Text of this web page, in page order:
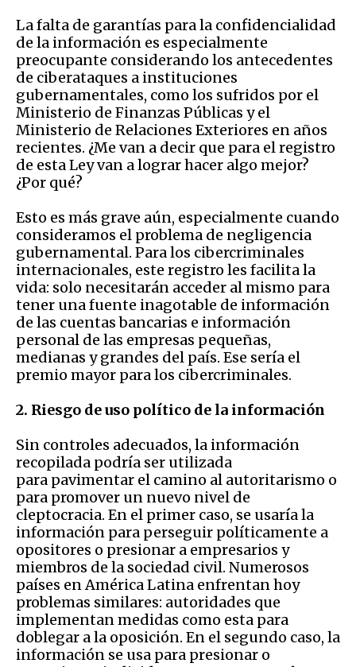
La falta de garantías para la confidencialidad
de la información es especialmente
preocupante considerando los antecedentes
de ciberataques a instituciones
gubernamentales, como los sufridos por el
Ministerio de Finanzas Públicas y el
Ministerio de Relaciones Exteriores en años
recientes. ¿Me van a decir que para el registro
de esta Ley van a lograr hacer algo mejor?
¿Por qué?
Esto es más grave aún, especialmente cuando
consideramos el problema de negligencia
gubernamental. Para los cibercriminales
internacionales, este registro les facilita la
vida: solo necesitarán acceder al mismo para
tener una fuente inagotable de información
de las cuentas bancarias e información
personal de las empresas pequeñas,
medianas y grandes del país. Ese sería el
premio mayor para los cibercriminales.
2. Riesgo de uso político de la información
Sin controles adecuados, la información
recopilada podría ser utilizada
para pavimentar el camino al autoritarismo o
para promover un nuevo nivel de
cleptocracia. En el primer caso, se usaría la
información para perseguir políticamente a
opositores o presionar a empresarios y
miembros de la sociedad civil. Numerosos
países en América Latina enfrentan hoy
problemas similares: autoridades que
implementan medidas como esta para
doblegar a la oposición. En el segundo caso, la
información se usa para presionar o